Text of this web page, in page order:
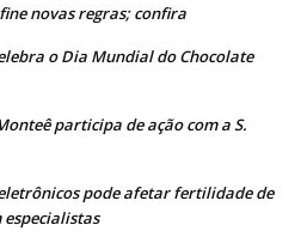
novas regras; confira
o Dia Mundial do Chocolate
participa de ação com a S.
pode afetar fertilidade de